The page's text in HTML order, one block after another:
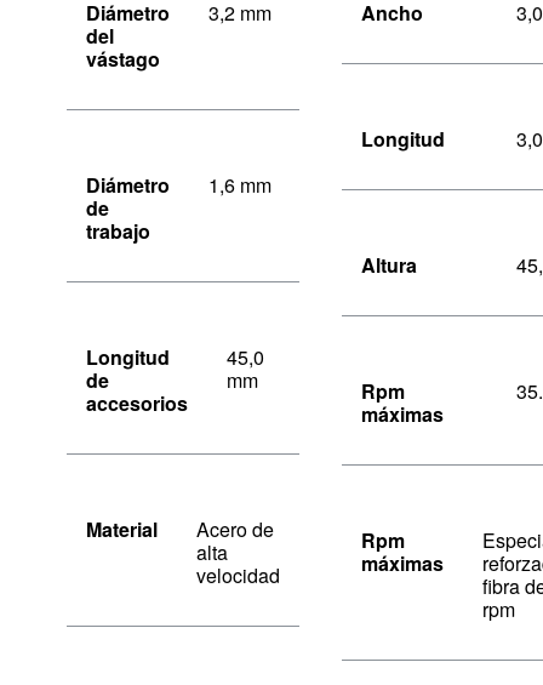
Diámetro
del
vástago
3,2 mm
Diámetro
de
trabajo
1,6 mm
Longitud
de
accesorios
45,0
mm
Material
Acero de
alta
velocidad
Ancho
Longitud
Altura
Rpm
máximas
Rpm
máximas
fibra
rpm